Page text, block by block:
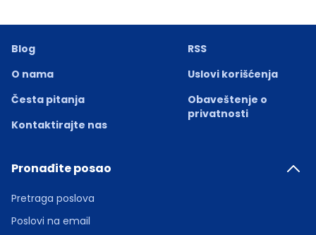
Blog
O nama
Česta pitanja
Kontaktirajte nas
RSS
Uslovi korišćenja
Obaveštenje o
privatnosti
Pronađite posao
Pretraga poslova
Poslovi na email